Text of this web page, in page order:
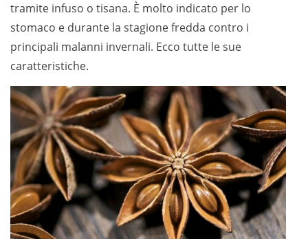
tramite infuso o tisana. È molto indicato per lo
stomaco e durante la stagione fredda contro i
principali malanni invernali. Ecco tutte le sue
caratteristiche.